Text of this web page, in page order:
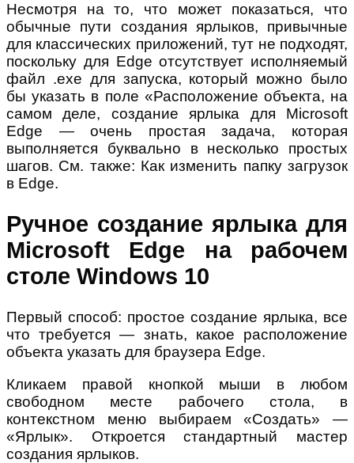
Несмотря на то, что может показаться, что
обычные пути создания ярлыков, привычные
для классических приложений, тут не подходят,
поскольку для Edge отсутствует исполняемый
файл .exe для запуска, который можно было
бы указать в поле «Расположение объекта, на
самом деле, создание ярлыка для Microsoft
Edge — очень простая задача, которая
выполняется буквально в несколько простых
шагов. См. также: Как изменить папку загрузок
в Edge.
Ручное создание ярлыка для
Microsoft Edge на рабочем
столе Windows 10
Первый способ: простое создание ярлыка, все
что требуется — знать, какое расположение
объекта указать для браузера Edge.
Кликаем правой кнопкой мыши в любом
свободном месте рабочего стола, в
контекстном меню выбираем «Создать» —
«Ярлык». Откроется стандартный мастер
создания ярлыков.